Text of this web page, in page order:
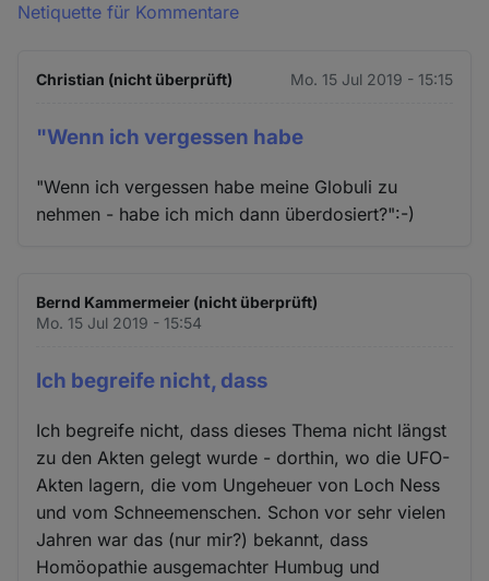
Netiquette für Kommentare
Christian (nicht überprüft) Mo. 15 Jul 2019 - 15:15
"Wenn ich vergessen habe
"Wenn ich vergessen habe meine Globuli zu
nehmen - habe ich mich dann überdosiert?":-)
Bernd Kammermeier (nicht überprüft)
Mo. 15 Jul 2019 - 15:54
Ich begreife nicht, dass
Ich begreife nicht, dass dieses Thema nicht längst
zu den Akten gelegt wurde - dorthin, wo die UFO-
Akten lagern, die vom Ungeheuer von Loch Ness
und vom Schneemenschen. Schon vor sehr vielen
Jahren war das (nur mir?) bekannt, dass
Homöopathie ausgemachter Humbug und